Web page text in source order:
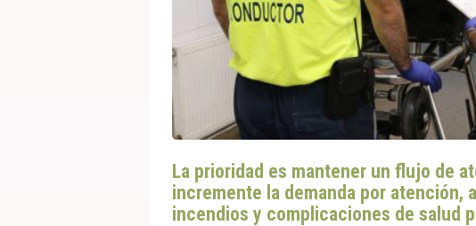
La prioridad es mantener un flujo de
incremente la demanda por atención,
incendios y complicaciones de salud